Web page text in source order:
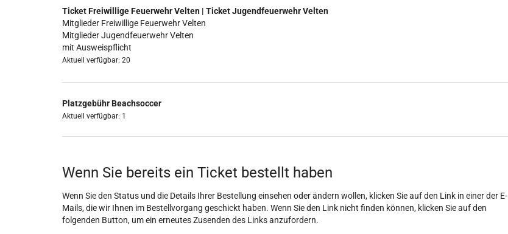
Ticket Freiwillige Feuerwehr Velten | Ticket Jugendfeuerwehr Velten
Mitglieder Freiwillige Feuerwehr Velten
Mitglieder Jugendfeuerwehr Velten
mit Ausweispflicht
Aktuell verfügbar: 20
Platzgebühr Beachsoccer
Aktuell verfügbar: 1
Wenn Sie bereits ein Ticket bestellt haben
Wenn Sie den Status und die Details Ihrer Bestellung einsehen oder ändern wollen, klicken Sie auf den Link in einer der E-
Mails, die wir Ihnen im Bestellvorgang geschickt haben. Wenn Sie den Link nicht finden können, klicken Sie auf den
folgenden Button, um ein erneutes Zusenden des Links anzufordern.